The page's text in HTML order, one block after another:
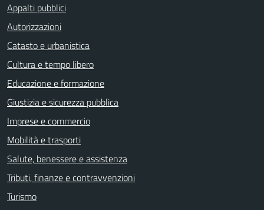
Appalti pubblici
Autorizzazioni
Catasto e urbanistica
Cultura e tempo libero
Educazione e formazione
Giustizia e sicurezza pubblica
Imprese e commercio
Mobilità e trasporti
Salute, benessere e assistenza
Tributi, finanze e contravvenzioni
Turismo